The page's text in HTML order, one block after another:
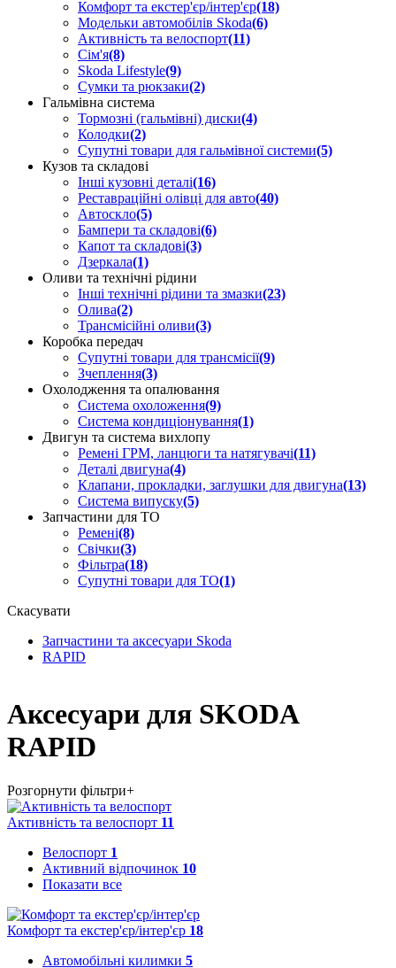
Комфорт та екстер'єр/інтер'єр(18)
Модельки автомобілів Skoda(6)
Активність та велоспорт(11)
Сім'я(8)
Skoda Lifestyle(9)
Сумки та рюкзаки(2)
Гальмівна система
Тормозні (гальмівні) диски(4)
Колодки(2)
Супутні товари для гальмівної системи(5)
Кузов та складові
Інші кузовні деталі(16)
Реставраційні олівці для авто(40)
Автоскло(5)
Бампери та складові(6)
Капот та складові(3)
Дзеркала(1)
Оливи та технічні рідини
Інші технічні рідини та змазки(23)
Олива(2)
Трансмісійні оливи(3)
Коробка передач
Супутні товари для трансмісії(9)
Зчеплення(3)
Охолодження та опалювання
Система охоложення(9)
Система кондиціонування(1)
Двигун та система вихлопу
Ремені ГРМ, ланцюги та натягувачі(11)
Деталі двигуна(4)
Клапани, прокладки, заглушки для двигуна(13)
Система випуску(5)
Запчастини для ТО
Ремені(8)
Свічки(3)
Фільтра(18)
Супутні товари для ТО(1)
Скасувати
Запчастини та аксесуари Skoda
RAPID
Аксесуари для SKODA
RAPID
Розгорнути фільтри+
Активність та велоспорт 11
Велоспорт 1
Активний відпочинок 10
Показати все
Комфорт та екстер'єр/інтер'єр 18
Автомобільні килимки 5